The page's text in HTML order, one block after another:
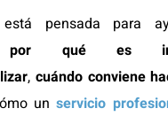
pensada para
por qué es
, cuándo conviene
unservicio